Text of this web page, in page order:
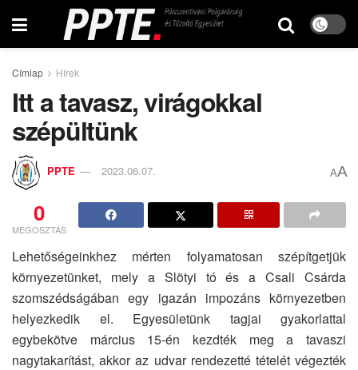
Címlap Hírek
Itt a tavasz, virágokkal
szépültünk
PPTE 2023.06.07. AA
0
MEGOSZTÁS
Lehetőségeinkhez mérten folyamatosan szépítgetjük
környezetünket, mely a Slötyi tó és a Csali Csárda
szomszédságában egy igazán impozáns környezetben
helyezkedik el. Egyesületünk tagjai gyakorlattal
egybekötve március 15-én kezdték meg a tavaszi
nagytakarítást, akkor az udvar rendezetté tételét végezték